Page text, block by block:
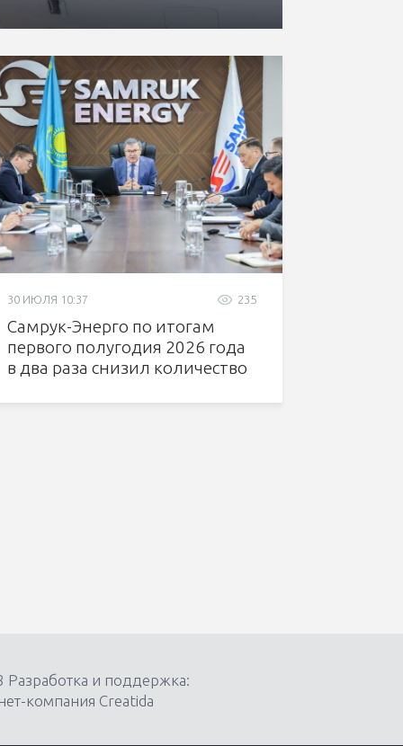
235
30 ИЮЛЯ 10:37
Самрук-Энерго по итогам
первого полугодия 2026 года
в два раза снизил количество
Разработка и поддержка:
компания Creatida